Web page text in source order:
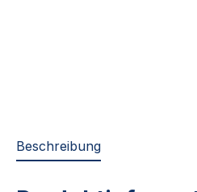
Beschreibung